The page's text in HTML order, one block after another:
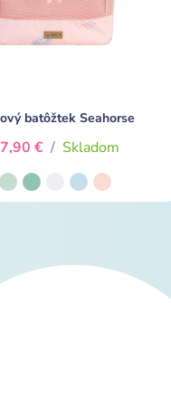
batôžtek Seahorse
€ / Skladom